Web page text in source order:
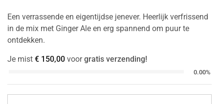
Een verrassende en eigentijdse jenever. Heerlijk verfrissend
in de mix met Ginger Ale en erg spannend om puur te
ontdekken.
Je mist € 150,00 voorgratis verzending!
0.00%